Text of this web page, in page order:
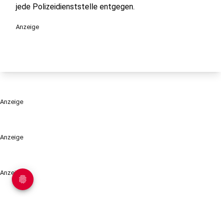
Anzeige
Anzeige
jede Polizeidienststelle entgegen.
Anzeige
Anzeige